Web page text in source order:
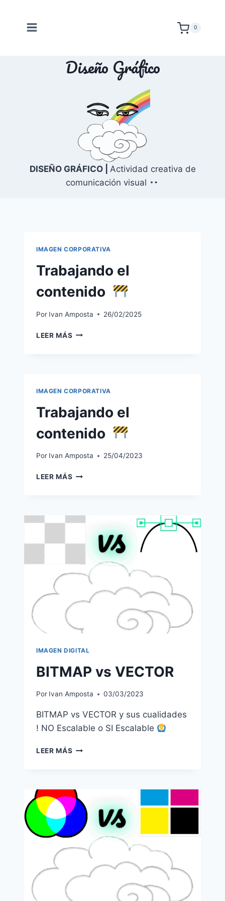
contenido
0
Diseño Gráfico
DISEÑO GRÁFICO | Actividad creativa de
comunicación visual
IMAGEN CORPORATIVA
Trabajando el
contenido
Por Ivan Amposta 26/02/2025
LEER MÁS TRABAJANDO
IMAGEN CORPORATIVA
Trabajando el
contenido
Por Ivan Amposta 25/04/2023
LEER MÁS TRABAJANDO
IMAGEN DIGITAL
BITMAP vs VECTOR
Por Ivan Amposta 03/03/2023
BITMAP vs VECTOR y sus cualidades
! NO Escalable o SI Escalable
LEER MÁS BITMAP